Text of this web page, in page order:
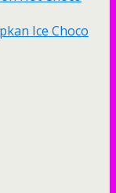
Ice Choco